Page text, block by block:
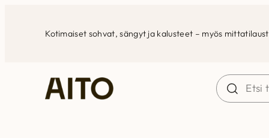
Kotimaiset sohvat, sängyt ja kalusteet – myös